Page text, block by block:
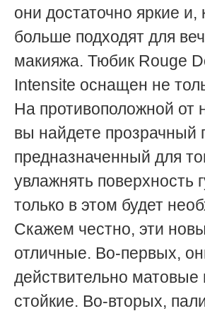
они достаточно яркие и,
больше подходят для
макияжа. Тюбик Rouge
Intensite оснащен не
На противоположной от
вы найдете прозрачный
предназначенный для
увлажнять поверхность
только в этом будет
Скажем честно, эти
отличные. Во-первых,
действительно матовые
стойкие. Во-вторых,